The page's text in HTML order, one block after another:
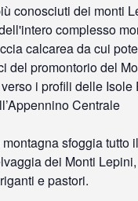
conosciuti dei monti
complesso
calcarea da cui
del promontorio del
i profili delle
Centrale
sfoggia tutto
dei Monti Lepini,
e pastori.